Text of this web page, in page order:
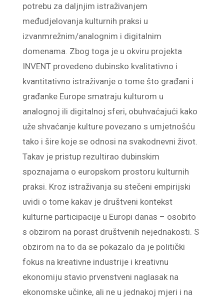
potrebu za daljnjim istraživanjem
međudjelovanja kulturnih praksi u
izvanmrežnim/analognim i digitalnim
domenama. Zbog toga je u okviru projekta
INVENT provedeno dubinsko kvalitativno i
kvantitativno istraživanje o tome što građani i
građanke Europe smatraju kulturom u
analognoj ili digitalnoj sferi, obuhvaćajući kako
uže shvaćanje kulture povezano s umjetnošću
tako i šire koje se odnosi na svakodnevni život.
Takav je pristup rezultirao dubinskim
spoznajama o europskom prostoru kulturnih
praksi. Kroz istraživanja su stečeni empirijski
uvidi o tome kakav je društveni kontekst
kulturne participacije u Europi danas – osobito
s obzirom na porast društvenih nejednakosti. S
obzirom na to da se pokazalo da je politički
fokus na kreativne industrije i kreativnu
ekonomiju stavio prvenstveni naglasak na
ekonomske učinke, ali ne u jednakoj mjeri i na